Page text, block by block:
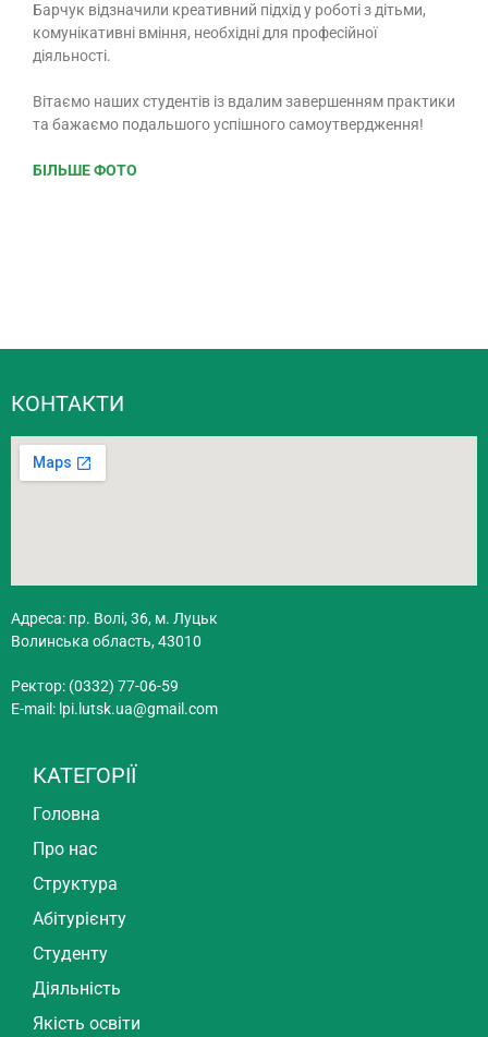
Барчук відзначили креативний підхід у роботі з дітьми,
комунікативні вміння, необхідні для професійної
діяльності.
Вітаємо наших студентів із вдалим завершенням практики
та бажаємо подальшого успішного самоутвердження!
БІЛЬШЕ ФОТО
КОНТАКТИ
Адреса: пр. Волі, 36, м. Луцьк
Волинська область, 43010
Ректор: (0332) 77-06-59
E-mail: lpi.lutsk.ua@gmail.com
КАТЕГОРІЇ
Головна
Про нас
Структура
Абітурієнту
Студенту
Діяльність
Якість освіти